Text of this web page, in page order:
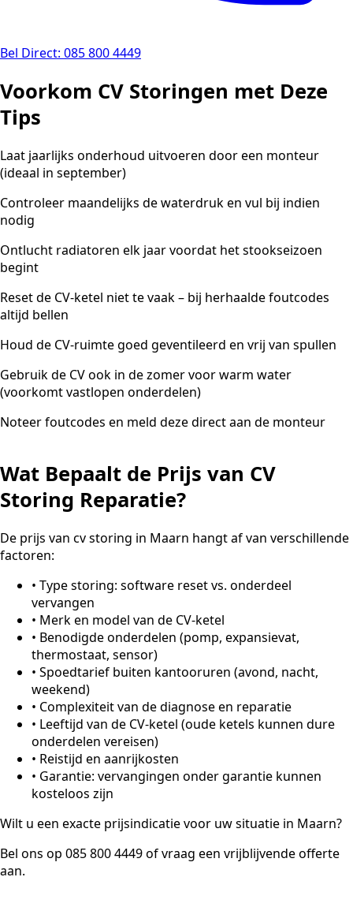
Bel Direct: 085 800 4449
Voorkom CV Storingen met Deze
Tips
Laat jaarlijks onderhoud uitvoeren door een monteur
(ideaal in september)
Controleer maandelijks de waterdruk en vul bij indien
nodig
Ontlucht radiatoren elk jaar voordat het stookseizoen
begint
Reset de CV-ketel niet te vaak – bij herhaalde foutcodes
altijd bellen
Houd de CV-ruimte goed geventileerd en vrij van spullen
Gebruik de CV ook in de zomer voor warm water
(voorkomt vastlopen onderdelen)
Noteer foutcodes en meld deze direct aan de monteur
Wat Bepaalt de Prijs van CV
Storing Reparatie?
De prijs van cv storing in Maarn hangt af van verschillende
factoren:
• Type storing: software reset vs. onderdeel
vervangen
• Merk en model van de CV-ketel
• Benodigde onderdelen (pomp, expansievat,
thermostaat, sensor)
• Spoedtarief buiten kantooruren (avond, nacht,
weekend)
• Complexiteit van de diagnose en reparatie
• Leeftijd van de CV-ketel (oude ketels kunnen dure
onderdelen vereisen)
• Reistijd en aanrijkosten
• Garantie: vervangingen onder garantie kunnen
kosteloos zijn
Wilt u een exacte prijsindicatie voor uw situatie in Maarn?
Bel ons op 085 800 4449 of vraag een vrijblijvende offerte
aan.